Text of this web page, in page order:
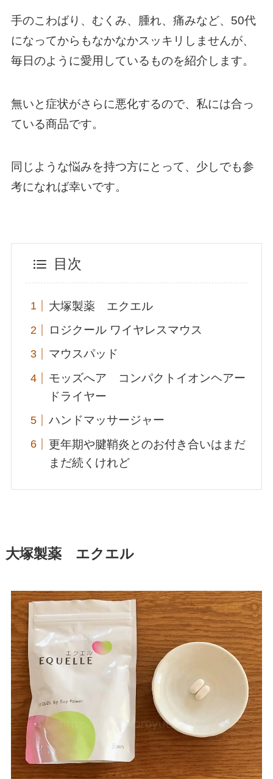
手のこわばり、むくみ、腫れ、痛みなど、50代
になってからもなかなかスッキリしませんが、
毎日のように愛用しているものを紹介します。
無いと症状がさらに悪化するので、私には合っ
ている商品です。
同じような悩みを持つ方にとって、少しでも参
考になれば幸いです。
目次
大塚製薬 エクエル
ロジクール ワイヤレスマウス
マウスパッド
モッズへア コンパクトイオンヘアー
ドライヤー
ハンドマッサージャー
更年期や腱鞘炎とのお付き合いはまだ
まだ続くけれど
大塚製薬 エクエル